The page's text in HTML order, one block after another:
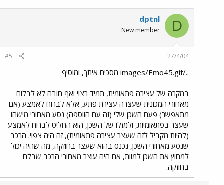
D
dptnl
New member
27/4/04
#5
../images/Emo45.gif מסכים איתך, ומוסיף
במקרה של עצירה פתאומית, תמיד רצוי ואף חובה לא לבלום
מאחורי המכונית שעצרה עצירת פתע, אלא לברוח לאמצע (אם
מתאפשר) פעם השכן שלי (זה עם הווספה) נסע מאחורי מישהו
שעצר בפתאומיות, ולמזלו של השכן, הוא החליט לברוח לאמצע
(להיות מקביל לזה שעצר עצירה פתאומית), זה היה צפוי. הרכב
שנסע מאחורי השכן, נכנס בהוא שעצר בחוזקה, מה שהיה יכול
למחוץ את השכן למוות, אם היה עוצר מאחורי הרכב שבלם
בחוזקה.